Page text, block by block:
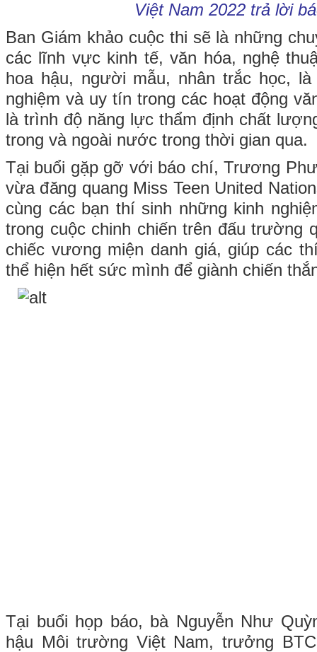
Việt Nam 2022 trả lời
Ban Giám khảo cuộc thi sẽ là những
các lĩnh vực kinh tế, văn hóa, nghệ
hoa hậu, người mẫu, nhân trắc học,
nghiệm và uy tín trong các hoạt động
là trình độ năng lực thẩm định chất
trong và ngoài nước trong thời gian qua.
Tại buổi gặp gỡ với báo chí, Trương
vừa đăng quang Miss Teen United
cùng các bạn thí sinh những kinh
trong cuộc chinh chiến trên đấu trường
chiếc vương miện danh giá, giúp các
thể hiện hết sức mình để giành chiến
Tại buổi họp báo, bà Nguyễn Như
hậu Môi trường Việt Nam, trưởng